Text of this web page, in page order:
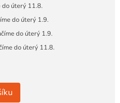
do úterý 11.8.
do úterý 1.9.
do úterý 1.9.
do úterý 11.8.